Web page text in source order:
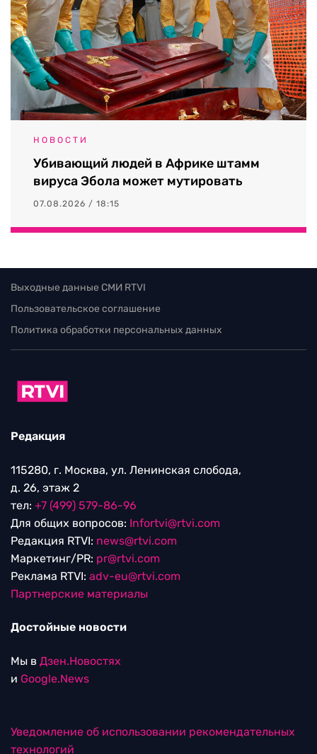
НОВОСТИ
Убивающий людей в Африке штамм
вируса Эбола может мутировать
07.08.2026 / 18:15
Выходные данные СМИ RTVI
Пользовательское соглашение
Политика обработки персональных данных
Редакция
115280, г. Москва, ул. Ленинская слобода,
д. 26, этаж 2
тел: +7 (499) 579-86-96
Для общих вопросов: Infortvi@rtvi.com
Редакция RTVI: news@rtvi.com
Маркетинг/PR: pr@rtvi.com
Реклама RTVI: adv-eu@rtvi.com
Партнерские материалы
Достойные новости
Мы в Дзен.Новостях
и Google.News
Уведомление об использовании рекомендательных
технологий